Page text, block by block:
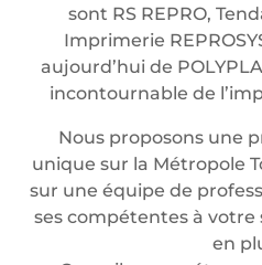
sont RS REPRO,
Imprimerie
aujourd’hui de
incontournable de
Nous proposons une
unique sur la Métropole
sur une équipe de
ses compétentes à votre
en